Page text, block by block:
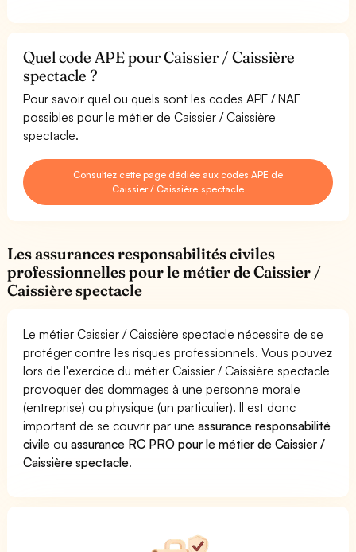
Quel code APE pour Caissier / Caissière
spectacle ?
Pour savoir quel ou quels sont les codes APE / NAF
possibles pour le métier de Caissier / Caissière
spectacle.
Consultez cette page dédiée aux codes APE de
Caissier / Caissière spectacle
Les assurances responsabilités civiles
professionnelles pour le métier de Caissier /
Caissière spectacle
Le métier Caissier / Caissière spectacle nécessite de se
protéger contre les risques professionnels. Vous pouvez
lors de l'exercice du métier Caissier / Caissière spectacle
provoquer des dommages à une personne morale
(entreprise) ou physique (un particulier). Il est donc
important de se couvrir par uneassurance responsabilité
civile ouassurance RC PRO pour le métier de Caissier /
Caissière spectacle.